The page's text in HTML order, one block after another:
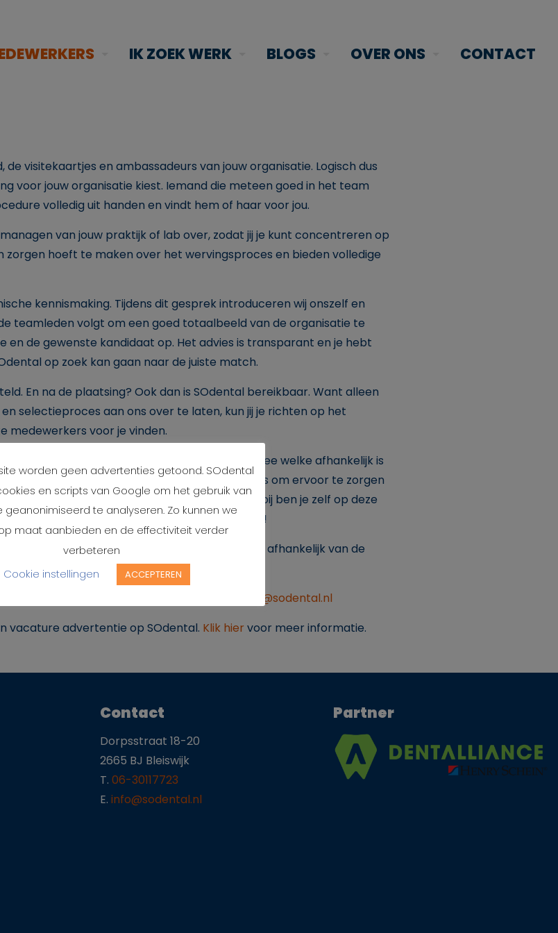
IK ZOEK WERK BLOGS OVER ONS CONTACT
visitekaartjes en ambassadeurs van jouw organisatie. Logisch dus
voor jouw organisatie kiest. Iemand die meteen goed in het team
volledig uit handen en vindt hem of haar voor jou.
van jouw praktijk of lab over, zodat jij je kunt concentreren op
hoeft te maken over het wervingsproces en bieden volledige
kennismaking. Tijdens dit gesprek introduceren wij onszelf en
teamleden volgt om een goed totaalbeeld van de organisatie te
en de gewenste kandidaat op. Het advies is transparant en je hebt
op zoek kan gaan naar de juiste match.
En na de plaatsing? Ook dan is SOdental bereikbaar. Want alleen
selectieproces aan ons over te laten, kun jij je richten op het
medewerkers voor je vinden.
van een vacature berekenen we een startfee welke afhankelijk is
om je juiste collega te vinden. De startfee is om ervoor te zorgen
gericht zoeken naar de juiste kandidaat. Daarbij ben je zelf op deze
ten gunste is van jou, je team én je patiënten!
zal versterken factureren we een vaste fee afhankelijk van de
bellen om alles rustig te bespreken:
info@sodental.nl
vacature advertentie op SOdental. Klik hier voor meer informatie.
Contact
Dorpsstraat 18-20
2665 BJ Bleiswijk
T. 06-30117723
E. info@sodental.nl
Partner
worden geen advertenties getoond. SOdental
en scripts van Google om het gebruik van
geanonimiseerd te analyseren. Zo kunnen we
maat aanbieden en de effectiviteit verder
verbeteren
Cookie instellingen
ACCEPTEREN